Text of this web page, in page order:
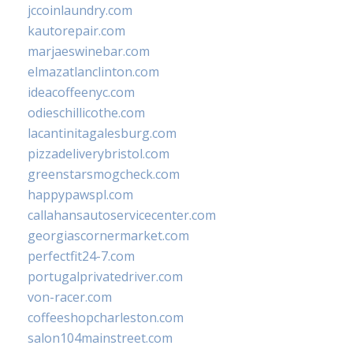
jccoinlaundry.com
kautorepair.com
marjaeswinebar.com
elmazatlanclinton.com
ideacoffeenyc.com
odieschillicothe.com
lacantinitagalesburg.com
pizzadeliverybristol.com
greenstarsmogcheck.com
happypawspl.com
callahansautoservicecenter.com
georgiascornermarket.com
perfectfit24-7.com
portugalprivatedriver.com
von-racer.com
coffeeshopcharleston.com
salon104mainstreet.com